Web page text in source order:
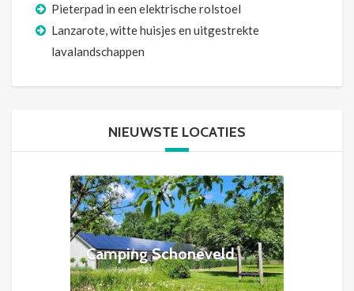
Pieterpad in een elektrische rolstoel
Lanzarote, witte huisjes en uitgestrekte
lavalandschappen
NIEUWSTE LOCATIES
Camping Schoneveld